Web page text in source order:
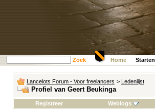
Zoek Home Starten
Lancelots Forum - Voor freelancers > Ledenlijst
Profiel van Geert Beukinga
Registreer Weblogs